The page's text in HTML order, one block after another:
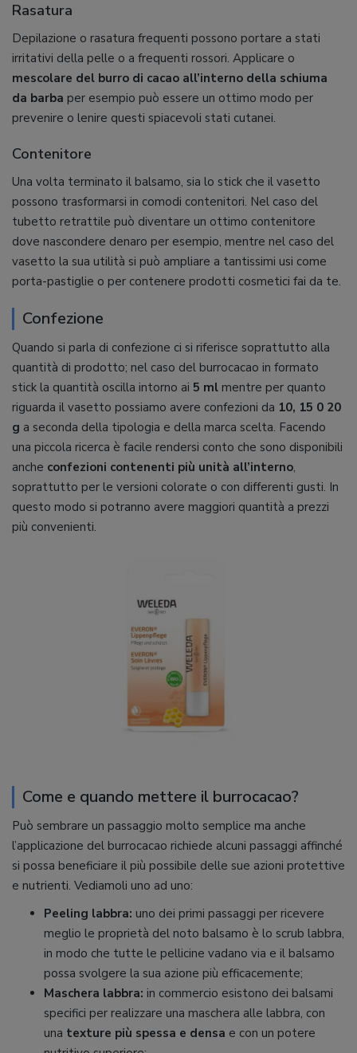
Rasatura
Depilazione o rasatura frequenti possono portare a stati
irritativi della pelle o a frequenti rossori. Applicare o
mescolare del burro di cacao all’interno della schiuma
da barba per esempio può essere un ottimo modo per
prevenire o lenire questi spiacevoli stati cutanei.
Contenitore
Una volta terminato il balsamo, sia lo stick che il vasetto
possono trasformarsi in comodi contenitori. Nel caso del
tubetto retrattile può diventare un ottimo contenitore
dove nascondere denaro per esempio, mentre nel caso del
vasetto la sua utilità si può ampliare a tantissimi usi come
porta-pastiglie o per contenere prodotti cosmetici fai da te.
Confezione
Quando si parla di confezione ci si riferisce soprattutto alla
quantità di prodotto; nel caso del burrocacao in formato
stick la quantità oscilla intorno ai 5 ml mentre per quanto
riguarda il vasetto possiamo avere confezioni da 10, 15 0 20
g a seconda della tipologia e della marca scelta. Facendo
una piccola ricerca è facile rendersi conto che sono disponibili
anche confezioni contenenti più unità all’interno,
soprattutto per le versioni colorate o con differenti gusti. In
questo modo si potranno avere maggiori quantità a prezzi
più convenienti.
Come e quando mettere il burrocacao?
Può sembrare un passaggio molto semplice ma anche
l’applicazione del burrocacao richiede alcuni passaggi affinché
si possa beneficiare il più possibile delle sue azioni protettive
e nutrienti. Vediamoli uno ad uno:
Peeling labbra: uno dei primi passaggi per ricevere
meglio le proprietà del noto balsamo è lo scrub labbra,
in modo che tutte le pellicine vadano via e il balsamo
possa svolgere la sua azione più efficacemente;
Maschera labbra: in commercio esistono dei balsami
specifici per realizzare una maschera alle labbra, con
una texture più spessa e densa e con un potere